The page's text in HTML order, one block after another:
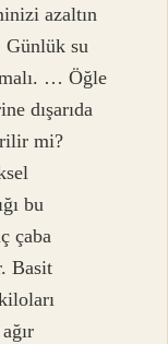
azaltın
Günlük su
… Öğle
dışarıda
mi?
bu
çaba
Basit